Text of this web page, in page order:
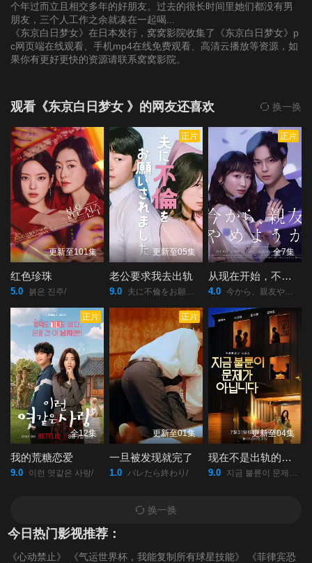
个年过而立且相交多年的好朋友。过去的很长时间里她们都没有男
朋友，三个人工作之余就凑在一起喝...
《东京白日梦女》在日本发行，窝窝影院收集了《东京白日梦女》p
c网页端在线观看、手机mp4在线免费观看、高清云播放等资源，如
果你有更好更快的资源请联系窝窝影院。
观看《东京白日梦女 》的网友还喜欢 换一换
更新至101集
红色珍珠
5.0 붉은 진주/
正片
更新至05集
老公要求我去出轨
9.0 夫に不倫をお願いされました/
正片
全7集
从现在开始，不做朋友了吧。
4.0 今から、親友やめようか。/
正片
全12集
我的荒糖恋爱
9.0 이런 엿같은 사랑/
正片
更新至01集
一旦被发现就完了
1.0 バレたら終わり/
更新至04集
现在不是出轨的问题
9.0 지금 불륜이 문제가 아닙니다/
换一换
今日热门影视推荐：
《心动禁止》 《气运世界杯，我能复制所有球星技能》
《菲律宾恐